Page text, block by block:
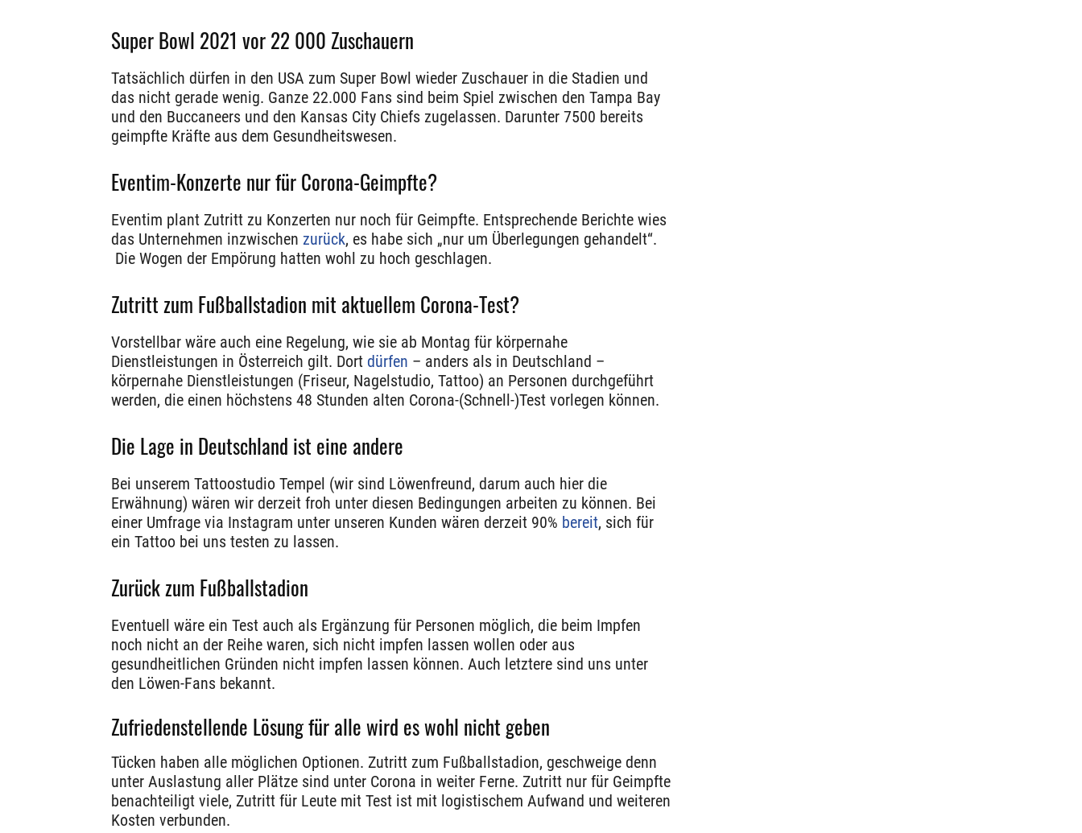
Super Bowl 2021 vor 22 000 Zuschauern
Tatsächlich dürfen in den USA zum Super Bowl wieder Zuschauer in die Stadien und
das nicht gerade wenig. Ganze 22.000 Fans sind beim Spiel zwischen den Tampa Bay
und den Buccaneers und den Kansas City Chiefs zugelassen. Darunter 7500 bereits
geimpfte Kräfte aus dem Gesundheitswesen.
Eventim-Konzerte nur für Corona-Geimpfte?
Eventim plant Zutritt zu Konzerten nur noch für Geimpfte. Entsprechende Berichte wies
das Unternehmen inzwischen zurück, es habe sich „nur um Überlegungen gehandelt“.
Die Wogen der Empörung hatten wohl zu hoch geschlagen.
Zutritt zum Fußballstadion mit aktuellem Corona-Test?
Vorstellbar wäre auch eine Regelung, wie sie ab Montag für körpernahe
Dienstleistungen in Österreich gilt. Dort dürfen – anders als in Deutschland –
körpernahe Dienstleistungen (Friseur, Nagelstudio, Tattoo) an Personen durchgeführt
werden, die einen höchstens 48 Stunden alten Corona-(Schnell-)Test vorlegen können.
Die Lage in Deutschland ist eine andere
Bei unserem Tattoostudio Tempel (wir sind Löwenfreund, darum auch hier die
Erwähnung) wären wir derzeit froh unter diesen Bedingungen arbeiten zu können. Bei
einer Umfrage via Instagram unter unseren Kunden wären derzeit 90% bereit, sich für
ein Tattoo bei uns testen zu lassen.
Zurück zum Fußballstadion
Eventuell wäre ein Test auch als Ergänzung für Personen möglich, die beim Impfen
noch nicht an der Reihe waren, sich nicht impfen lassen wollen oder aus
gesundheitlichen Gründen nicht impfen lassen können. Auch letztere sind uns unter
den Löwen-Fans bekannt.
Zufriedenstellende Lösung für alle wird es wohl nicht geben
Tücken haben alle möglichen Optionen. Zutritt zum Fußballstadion, geschweige denn
unter Auslastung aller Plätze sind unter Corona in weiter Ferne. Zutritt nur für Geimpfte
benachteiligt viele, Zutritt für Leute mit Test ist mit logistischem Aufwand und weiteren
Kosten verbunden.